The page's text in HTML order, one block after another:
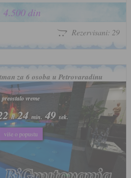
4.500 din
Rezervisani: 29
za 6 osoba u Petrovaradinu
preostalo vreme
h 24 min. 46 sek.
više o popustu
preostalo vreme
h 24 min. 46 sek.
više o popustu